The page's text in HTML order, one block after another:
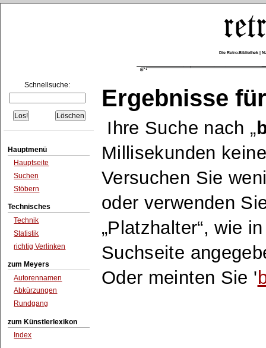
Die Retro-Bibliothek |
Schnellsuche:
Hauptmenü
Hauptseite
Suchen
Stöbern
Technisches
Technik
Statistik
richtig Verlinken
zum Meyers
Autorennamen
Abkürzungen
Rundgang
zum Künstlerlexikon
Index
Ergebnisse
Ihre Suche nach
Millisekunden
Versuchen Sie
oder verwenden
Platzhalter , wie
Suchseite
Oder meinten Sie '